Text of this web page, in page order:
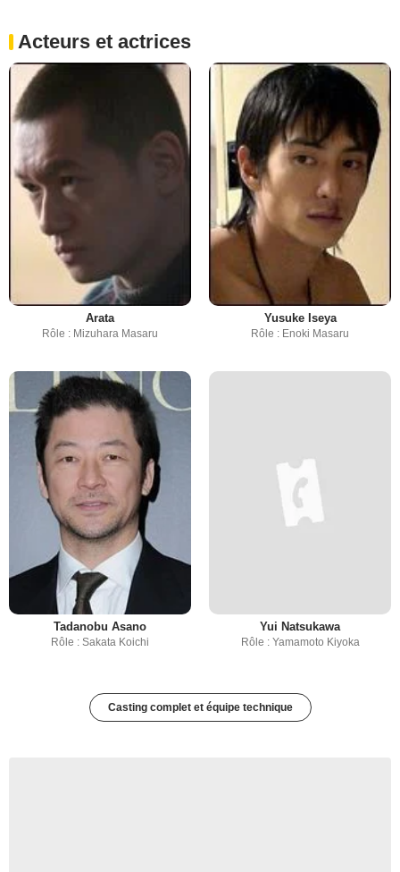
Acteurs et actrices
Arata
Rôle : Mizuhara Masaru
Yusuke Iseya
Rôle : Enoki Masaru
Tadanobu Asano
Rôle : Sakata Koichi
Yui Natsukawa
Rôle : Yamamoto Kiyoka
Casting complet et équipe technique